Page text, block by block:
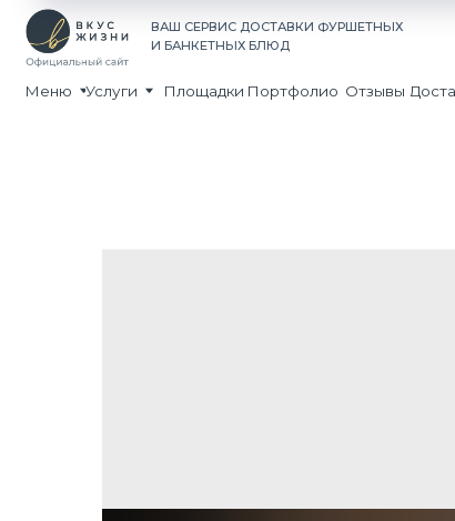
ВАШ СЕРВИС ДОСТАВКИ ФУРШЕТНЫХ
И БАНКЕТНЫХ БЛЮД